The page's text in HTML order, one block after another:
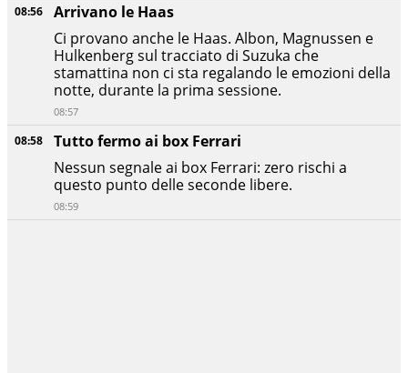
08:58
Tutto fermo ai box Ferrari
Nessun segnale ai box Ferrari: zero rischi a
questo punto delle seconde libere.
08:59
08:56
Arrivano le Haas
Ci provano anche le Haas. Albon, Magnussen e
Hulkenberg sul tracciato di Suzuka che
stamattina non ci sta regalando le emozioni della
notte, durante la prima sessione.
08:57